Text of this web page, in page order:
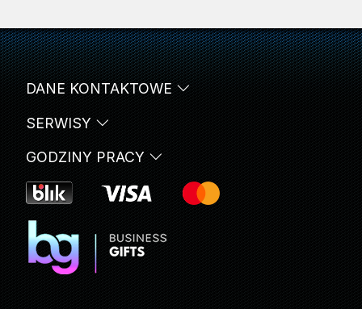
SERWISY
DANE KONTAKTOWE
GODZINY PRACY